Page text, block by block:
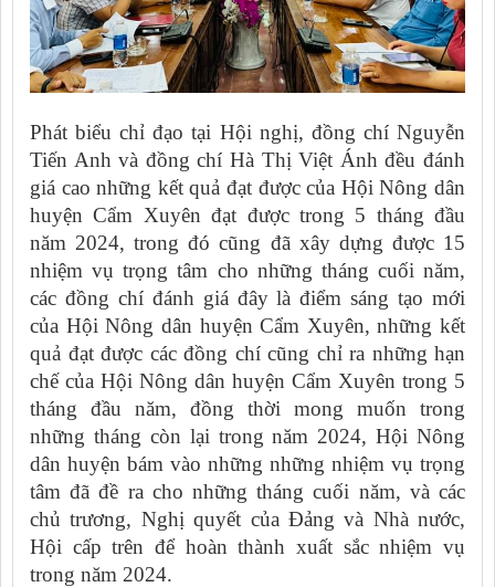
Phát biểu chỉ đạo tại Hội nghị, đồng chí Nguyễn
Tiến Anh và đồng chí Hà Thị Việt Ánh đều đánh
giá cao những kết quả đạt được của Hội Nông dân
huyện Cẩm Xuyên đạt được trong 5 tháng đầu
năm 2024, trong đó cũng đã xây dựng được 15
nhiệm vụ trọng tâm cho những tháng cuối năm,
các đồng chí đánh giá đây là điểm sáng tạo mới
của Hội Nông dân huyện Cẩm Xuyên, những kết
quả đạt được các đồng chí cũng chỉ ra những hạn
chế của Hội Nông dân huyện Cẩm Xuyên trong 5
tháng đầu năm, đồng thời mong muốn trong
những tháng còn lại trong năm 2024, Hội Nông
dân huyện bám vào những những nhiệm vụ trọng
tâm đã đề ra cho những tháng cuối năm, và các
chủ trương, Nghị quyết của Đảng và Nhà nước,
Hội cấp trên để hoàn thành xuất sắc nhiệm vụ
trong năm 2024.